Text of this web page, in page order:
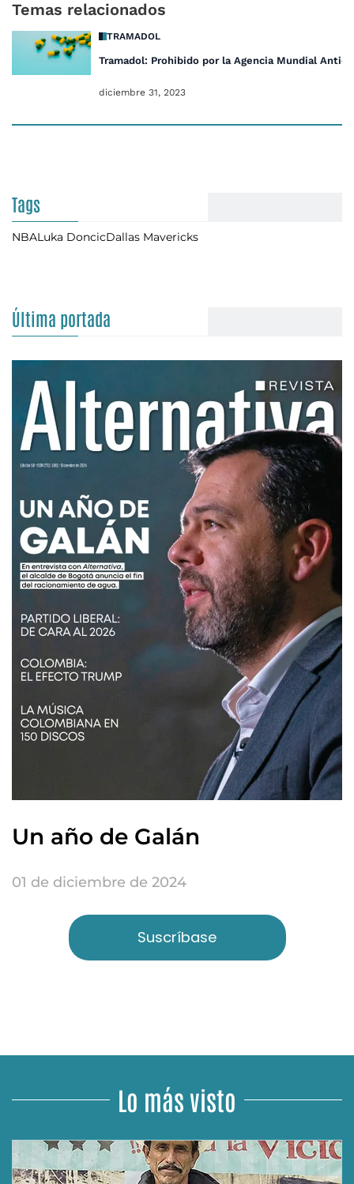
Temas relacionados
TRAMADOL
Tramadol: Prohibido por la Agencia Mundial
diciembre 31, 2023
Tags
NBALuka DoncicDallas Mavericks
Última portada
Un año de Galán
01 de diciembre de 2024
Suscríbase
Lo más visto